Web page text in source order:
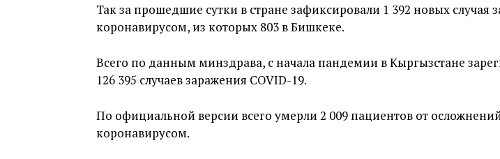
Так за прошедшие сутки в стране зафиксировали 1 392 новых случая
коронавирусом, из которых 803 в Бишкеке.
Всего по данным минздрава, с начала пандемии в Кыргызстане
126 395 случаев заражения COVID-19.
По официальной версии всего умерли 2 009 пациентов от
коронавирусом.